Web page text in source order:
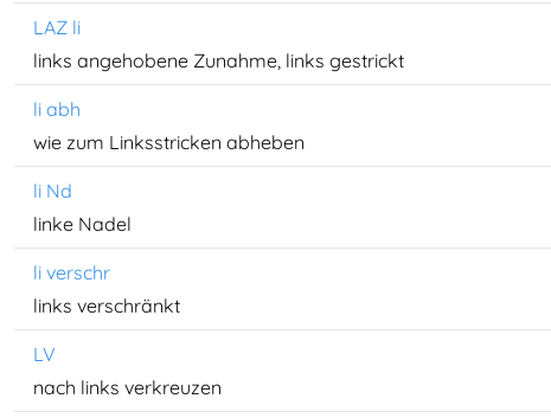
LAZ li
links angehobene Zunahme, links gestrickt
li abh
wie zum Linksstricken abheben
li Nd
linke Nadel
li verschr
links verschränkt
LV
nach links verkreuzen